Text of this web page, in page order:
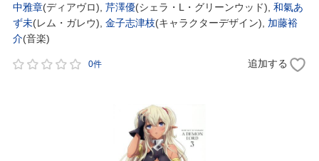
中雅章(ディアヴロ), 芹澤優(シェラ・L・グリーンウッド), 和氣あ
ず未(レム・ガレウ), 金子志津枝(キャラクターデザイン),
加藤裕
介(音楽)
0件 追加する